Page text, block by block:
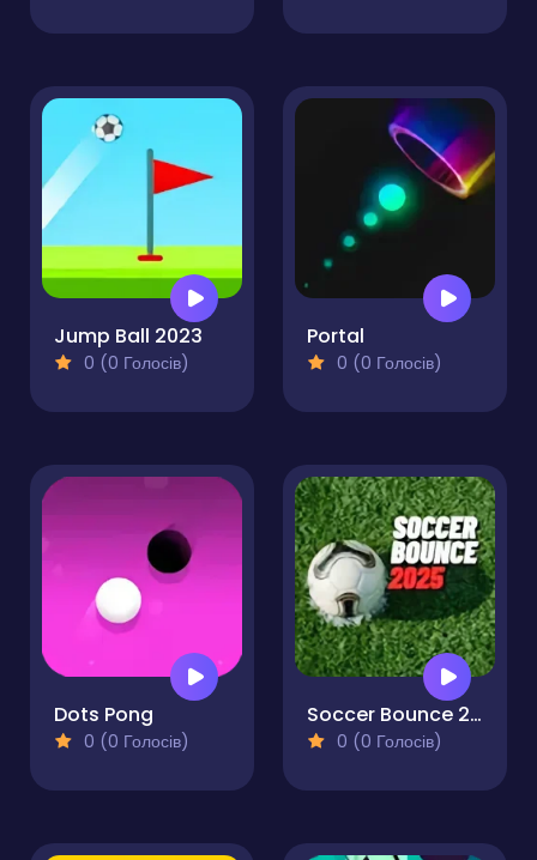
Jump Ball 2023
0 (0 Голосів)
Portal
0 (0 Голосів)
Dots Pong
0 (0 Голосів)
Soccer Bounce 2025
0 (0 Голосів)